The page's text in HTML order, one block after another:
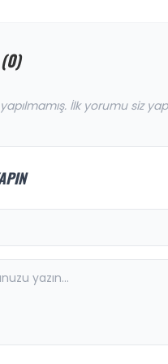
(0)
İlk yorumu siz